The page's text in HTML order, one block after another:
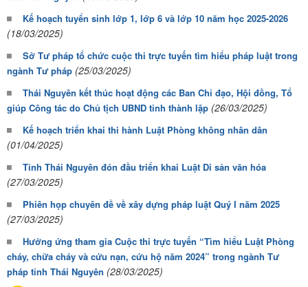
Kế hoạch tuyển sinh lớp 1, lớp 6 và lớp 10 năm học 2025-2026
(18/03/2025)
Sở Tư pháp tổ chức cuộc thi trực tuyến tìm hiểu pháp luật trong
ngành Tư pháp (25/03/2025)
Thái Nguyên kết thúc hoạt động các Ban Chỉ đạo, Hội đồng, Tổ
giúp Công tác do Chủ tịch UBND tỉnh thành lập (26/03/2025)
Kế hoạch triển khai thi hành Luật Phòng không nhân dân
(01/04/2025)
Tỉnh Thái Nguyên đón đầu triển khai Luật Di sản văn hóa
(27/03/2025)
Phiên họp chuyên đề về xây dựng pháp luật Quý I năm 2025
(27/03/2025)
Hưởng ứng tham gia Cuộc thi trực tuyến “Tìm hiểu Luật Phòng
cháy, chữa cháy và cứu nạn, cứu hộ năm 2024” trong ngành Tư
pháp tỉnh Thái Nguyên (28/03/2025)